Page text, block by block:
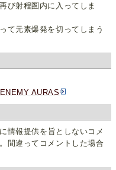
び射程圏内に入ってしま
て元素爆発を切ってしまう
AURAS
情報提供を旨としないコメ
。間違ってコメントした場合